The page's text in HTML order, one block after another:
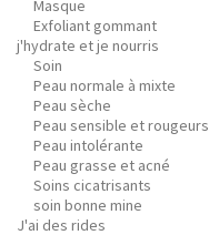
Masque
Exfoliant gommant
j'hydrate et je nourris
Soin
Peau normale à mixte
Peau sèche
Peau sensible et rougeurs
Peau intolérante
Peau grasse et acné
Soins cicatrisants
soin bonne mine
J'ai des rides